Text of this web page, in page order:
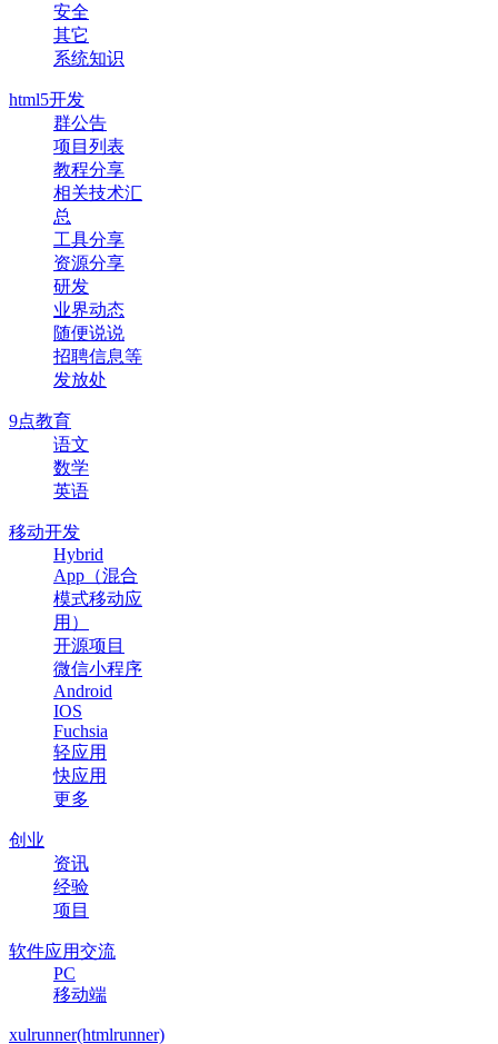
安全
其它
系统知识
html5开发
群公告
项目列表
教程分享
相关技术汇
总
工具分享
资源分享
研发
业界动态
随便说说
招聘信息等
发放处
9点教育
语文
数学
英语
移动开发
Hybrid
App（混合
模式移动应
用）
开源项目
微信小程序
Android
IOS
Fuchsia
轻应用
快应用
更多
创业
资讯
经验
项目
软件应用交流
PC
移动端
xulrunner(htmlrunner)